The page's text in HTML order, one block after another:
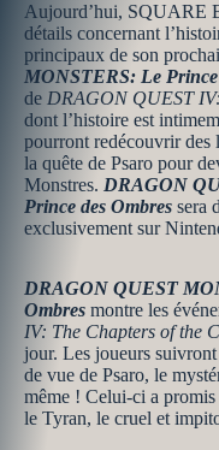
Aujourd’hui, SQUARE
détails concernant
principaux de son
MONSTERS: Le Prince
de DRAGON QUEST
dont l’histoire est
pourront redécouvrir
la quête de Psaro pour
Monstres. DRAGON
Prince des Ombres sera
exclusivement sur
DRAGON QUEST
Ombres montre les
IV: The Chapters of the
jour. Les joueurs
de vue de Psaro, le
même ! Celui-ci a
le Tyran, le cruel et